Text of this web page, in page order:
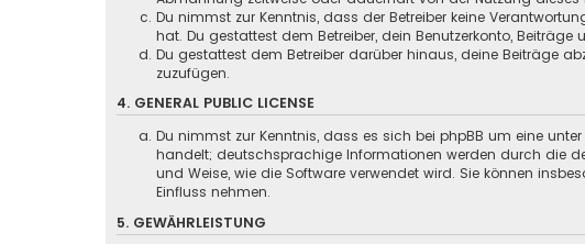
Du nimmst zur Kenntnis, dass der Betreiber keine
hat. Du gestattest dem Betreiber, dein Benutzerkonto, Beiträge
Du gestattest dem Betreiber darüber hinaus, deine Beiträge
zuzufügen.
4. GENERAL PUBLIC LICENSE
Du nimmst zur Kenntnis, dass es sich bei phpBB um eine unter
handelt; deutschsprachige Informationen werden durch die
und Weise, wie die Software verwendet wird. Sie können
Einfluss nehmen.
5. GEWÄHRLEISTUNG